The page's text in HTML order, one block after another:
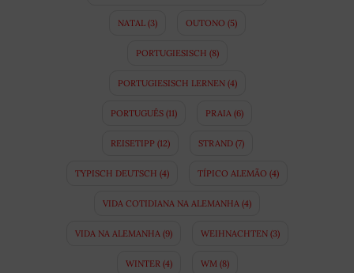
NATAL(3) OUTONO (5)
PORTUGIESISCH (8)
PORTUGIESISCH LERNEN(4)
PORTUGUÊS (11) PRAIA (6)
REISETIPP(12) STRAND(7)
TYPISCH DEUTSCH (4) TÍPICO ALEMÃO (4)
VIDA COTIDIANA NA ALEMANHA (4)
VIDA NA ALEMANHA(9) WEIHNACHTEN(3)
WINTER(4) WM(8)